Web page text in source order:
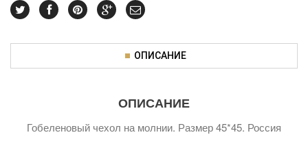
ОПИСАНИЕ
ОПИСАНИЕ
Гобеленовый чехол на молнии. Размер 45*45. Россия